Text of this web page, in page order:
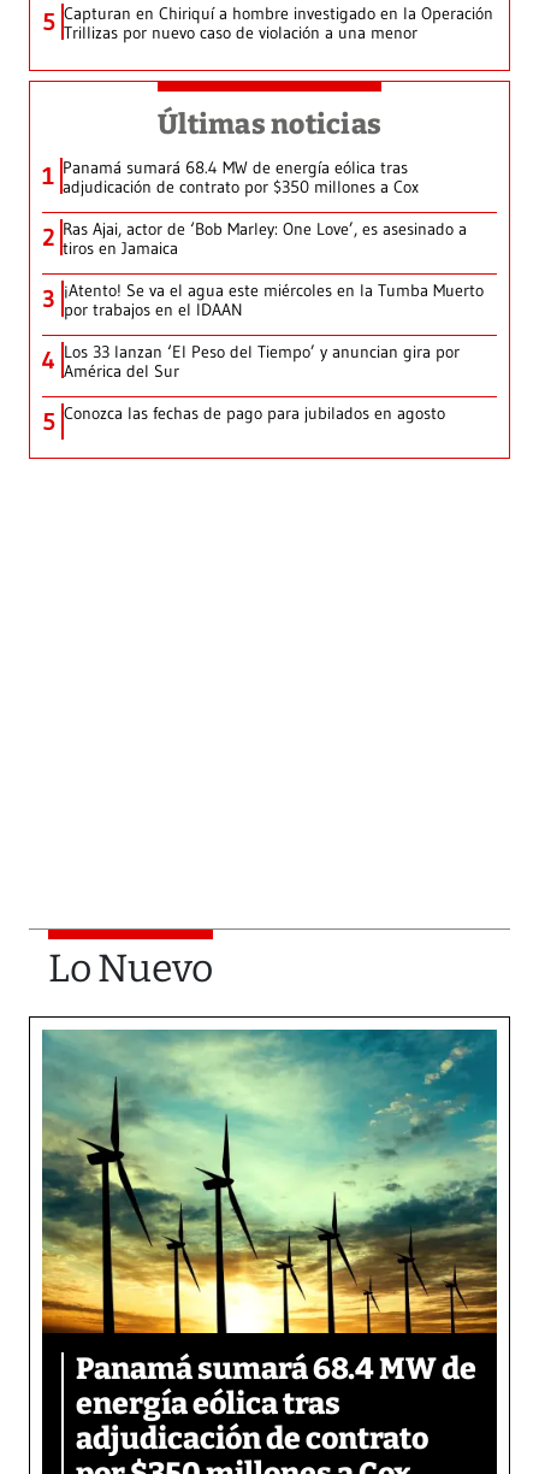
5 Capturan en Chiriquí a hombre investigado en la Operación
Trillizas por nuevo caso de violación a una menor
Últimas noticias
1 Panamá sumará 68.4 MW de energía eólica tras
adjudicación de contrato por $350 millones a Cox
2 Ras Ajai, actor de ‘Bob Marley: One Love’, es asesinado a
tiros en Jamaica
3 ¡Atento! Se va el agua este miércoles en la Tumba Muerto
por trabajos en el IDAAN
4 Los 33 lanzan ‘El Peso del Tiempo’ y anuncian gira por
América del Sur
5 Conozca las fechas de pago para jubilados en agosto
Lo Nuevo
Panamá sumará 68.4 MW de
energía eólica tras
adjudicación de contrato